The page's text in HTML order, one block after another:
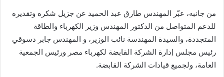
​من جانبه، عبّر المهندس طارق عبد الحميد عن جزيل شكره وتقديره
للدعم المتواصل من الدكتور المهندس وزير الكهرباء والطاقة
المتجددة، والسيدة المهندسة نائب الوزير، و المهندس جابر دسوقي
رئيس مجلس إدارة الشركة القابضة لكهرباء مصر ورئيس الجمعية
العامة، ولجميع قيادات الشركة القابضة.